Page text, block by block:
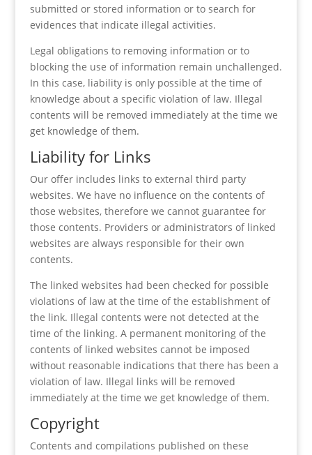
submitted or stored information or to search for
evidences that indicate illegal activities.
Legal obligations to removing information or to
blocking the use of information remain unchallenged.
In this case, liability is only possible at the time of
knowledge about a specific violation of law. Illegal
contents will be removed immediately at the time we
get knowledge of them.
Liability for Links
Our offer includes links to external third party
websites. We have no influence on the contents of
those websites, therefore we cannot guarantee for
those contents. Providers or administrators of linked
websites are always responsible for their own
contents.
The linked websites had been checked for possible
violations of law at the time of the establishment of
the link. Illegal contents were not detected at the
time of the linking. A permanent monitoring of the
contents of linked websites cannot be imposed
without reasonable indications that there has been a
violation of law. Illegal links will be removed
immediately at the time we get knowledge of them.
Copyright
Contents and compilations published on these